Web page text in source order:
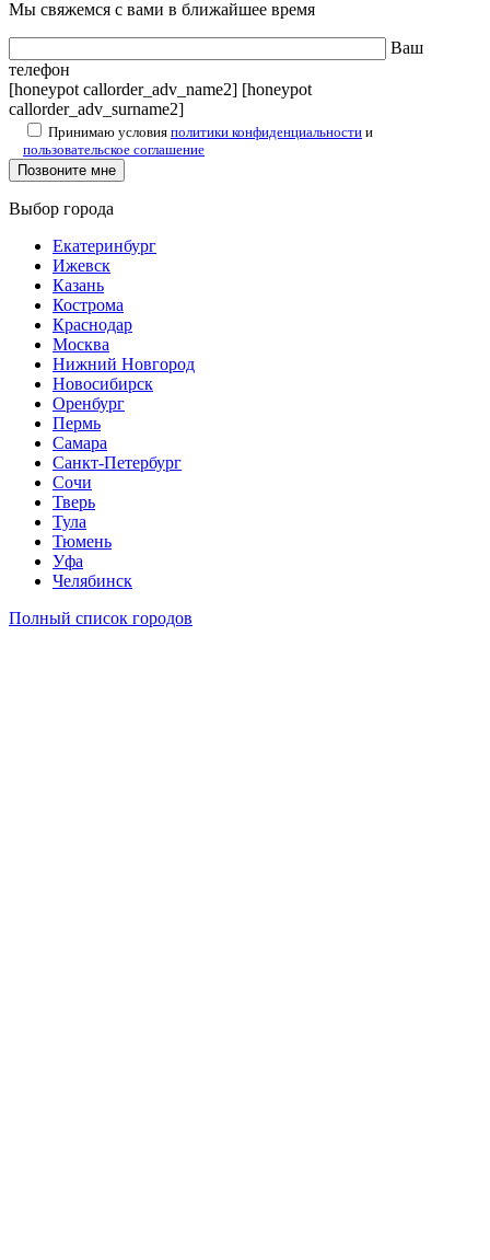
Мы свяжемся с вами в ближайшее время
Ваш
телефон
[honeypot callorder_adv_name2] [honeypot
callorder_adv_surname2]
Принимаю условия политики конфиденциальности и
пользовательское соглашение
Выбор города
Екатеринбург
Ижевск
Казань
Кострома
Краснодар
Москва
Нижний Новгород
Новосибирск
Оренбург
Пермь
Самара
Санкт-Петербург
Сочи
Тверь
Тула
Тюмень
Уфа
Челябинск
Полный список городов